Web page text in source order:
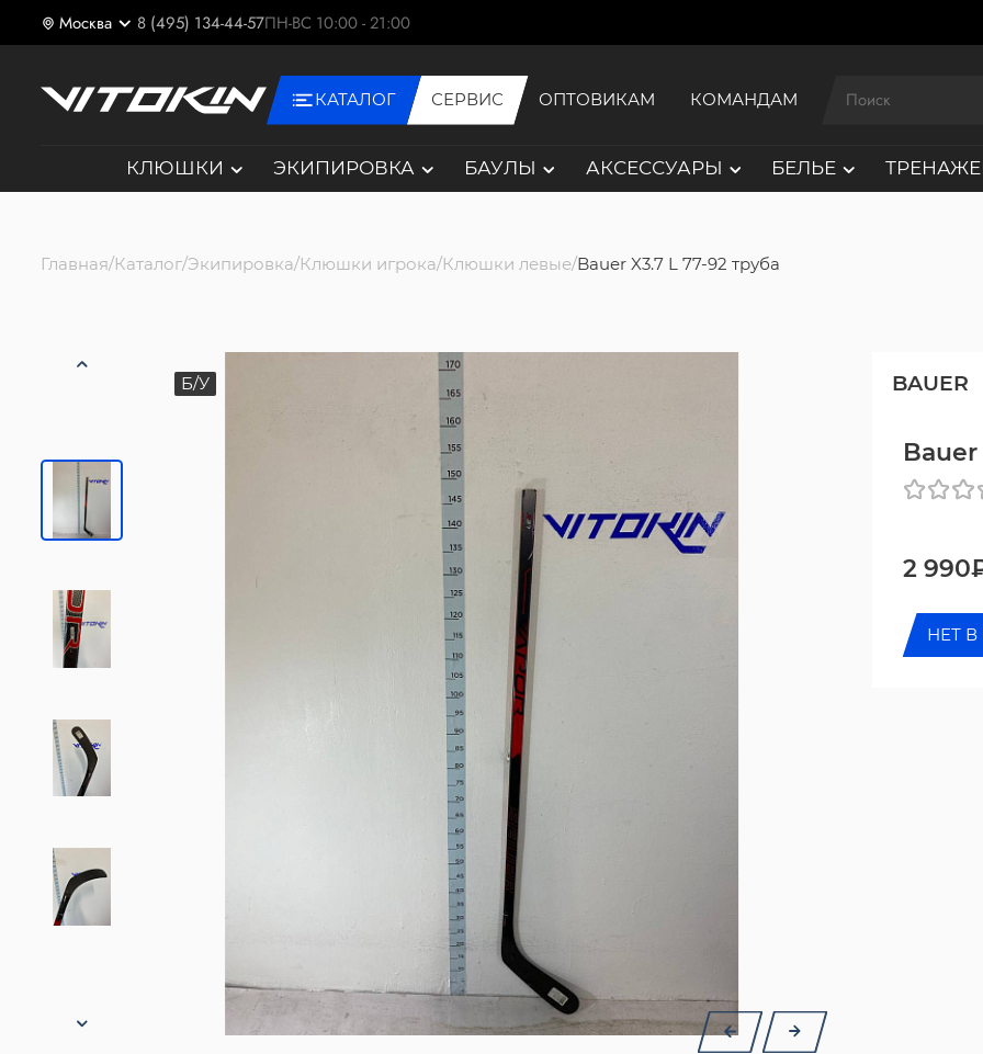
Москва 8 (495) 134-44-57ПН-ВС 10:00 - 21:00
КАТАЛОГ СЕРВИС ОПТОВИКАМ КОМАНДАМ
КЛЮШКИ ЭКИПИРОВКА БАУЛЫ АКСЕССУАРЫ БЕЛЬЕ
Главная Каталог Экипировка Клюшки игрока Клюшки левые Bauer X3.7 L 77-92 труба
Б/У BAUER
Bauer
2
НЕТ